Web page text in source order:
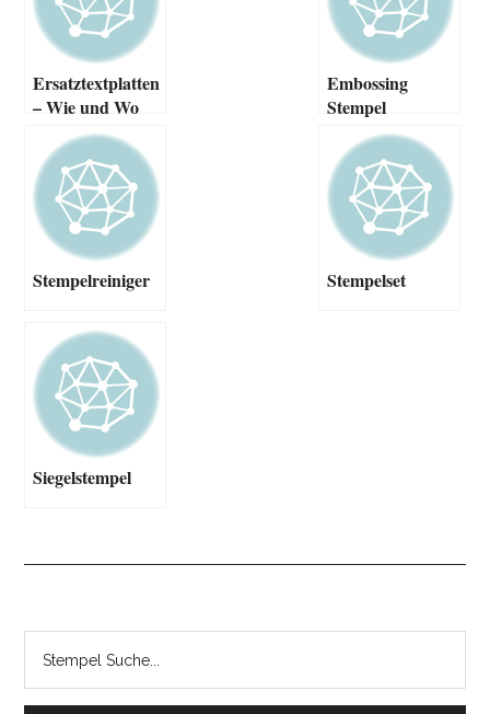
Ersatztextplatten
– Wie und Wo
bekomme ich
welche?
Embossing
Stempel
Stempelreiniger Stempelset
Siegelstempel